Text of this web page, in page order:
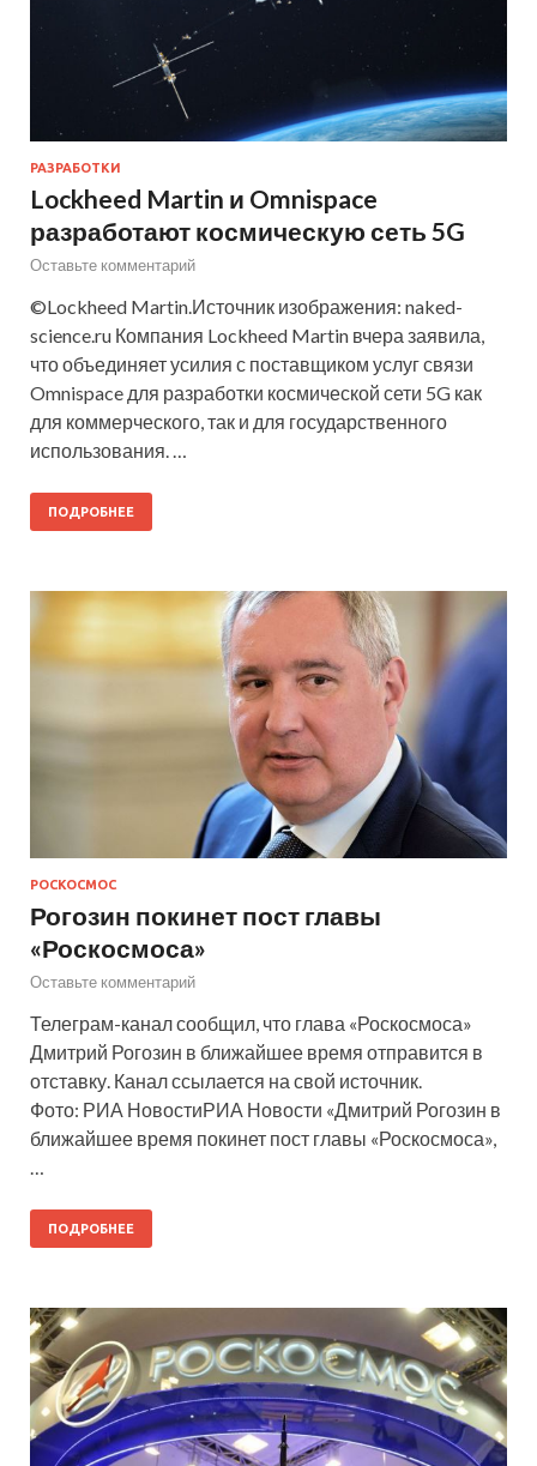
РАЗРАБОТКИ
Lockheed Martin и Omnispace
разработают космическую сеть 5G
Оставьте комментарий
©Lockheed Martin.Источник изображения: naked-
science.ru Компания Lockheed Martin вчера заявила,
что объединяет усилия с поставщиком услуг связи
Omnispace для разработки космической сети 5G как
для коммерческого, так и для государственного
использования. …
ПОДРОБНЕЕ
РОСКОСМОС
Рогозин покинет пост главы
«Роскосмоса»
Оставьте комментарий
Телеграм-канал сообщил, что глава «Роскосмоса»
Дмитрий Рогозин в ближайшее время отправится в
отставку. Канал ссылается на свой источник.
Фото: РИА НовостиРИА Новости «Дмитрий Рогозин в
ближайшее время покинет пост главы «Роскосмоса»,
…
ПОДРОБНЕЕ